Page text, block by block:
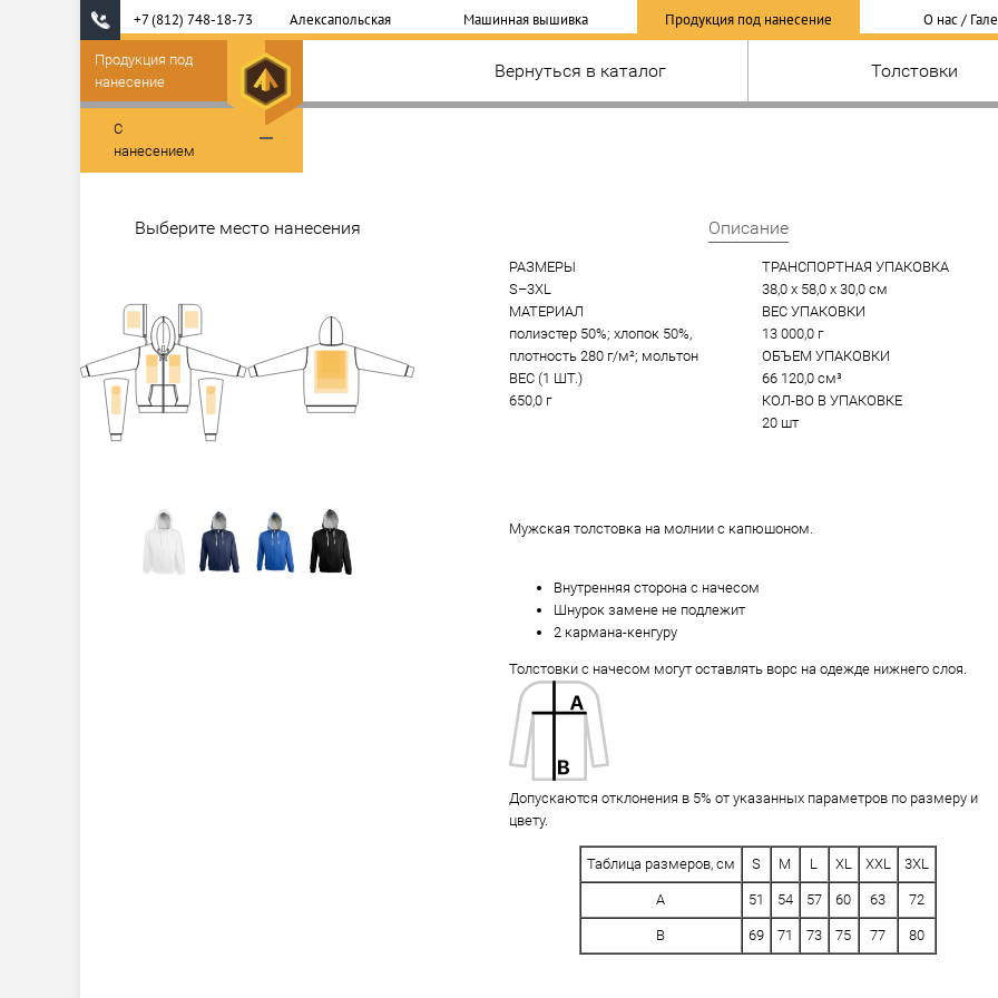
+7 (812) 748-18-73 Алексапольская Машинная вышивка Продукция под нанесение О нас /
Вернуться в каталог Толстовки
Продукция под
нанесение
С
нанесением
Выберите место нанесения Описание
РАЗМЕРЫ
S–3XL
МАТЕРИАЛ
полиэстер 50%; хлопок 50%,
плотность 280 г/м²; мольтон
ВЕС (1 ШТ.)
650,0 г
ТРАНСПОРТНАЯ УПАКОВКА
38,0 x 58,0 x 30,0 см
ВЕС УПАКОВКИ
13 000,0 г
ОБЪЕМ УПАКОВКИ
66 120,0 см³
КОЛ-ВО В УПАКОВКЕ
20 шт
Мужская толстовка на молнии с капюшоном.
Внутренняя сторона с начесом
Шнурок замене не подлежит
2 кармана-кенгуру
Толстовки с начесом могут оставлять ворс на одежде нижнего слоя.
Допускаются отклонения в 5% от указанных параметров по размеру и
цвету.
Таблица размеров, см S M L XL XXL 3XL
A 51 54 57 60 63 72
B 69 71 73 75 77 80